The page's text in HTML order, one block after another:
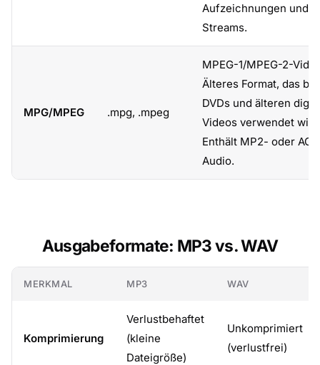
Aufzeichnungen und
Streams.
MPG/MPEG .mpg, .mpeg
MPEG-1/MPEG-2-
Älteres Format, das bei
DVDs und älteren
Videos verwendet
Enthält MP2- oder
Audio.
Ausgabeformate: MP3 vs. WAV
MERKMAL MP3 WAV
Komprimierung
Verlustbehaftet
(kleine
Dateigröße)
Unkomprimiert
(verlustfrei)